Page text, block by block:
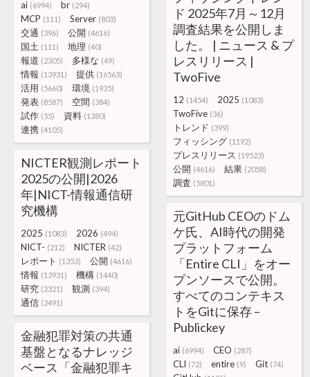
ai (6994) br (294)
MCP (111) Server (803)
交通 (396) 公開 (4616)
国土 (111) 地理 (40)
報道 (2305) 多様な (49)
情報 (13931) 提供 (16563)
活用 (5660) 環境 (1935)
発表 (8587) 空間 (384)
試作 (55) 資料 (1380)
連携 (4105)
ド 2025年7月～12月
調査結果を公開しま
した。 | ニュース & プ
レスリリース |
TwoFive
12 (1454) 2025 (1083)
TwoFive (36)
トレンド (399)
フィッシング (1192)
プレスリリース (19523)
公開 (4616) 結果 (2058)
調査 (5801)
NICTER観測レポート
2025の公開|2026
年|NICT-情報通信研
究機構
2025 (1083) 2026 (494)
NICT- (212) NICTER (42)
レポート (1353) 公開 (4616)
情報 (13931) 機構 (1440)
研究 (2321) 観測 (394)
通信 (2491)
元GitHub CEOのドム
ケ氏、AI時代の開発
プラットフォーム
「Entire CLI」をオー
プンソースで公開。
すべてのコンテキス
トをGitに保存 –
Publickey
ai (6994) CEO (287)
CLI (72) entire (9) Git (74)
金融犯罪対策の共通
基盤となるナレッジ
ベース「金融犯罪キ